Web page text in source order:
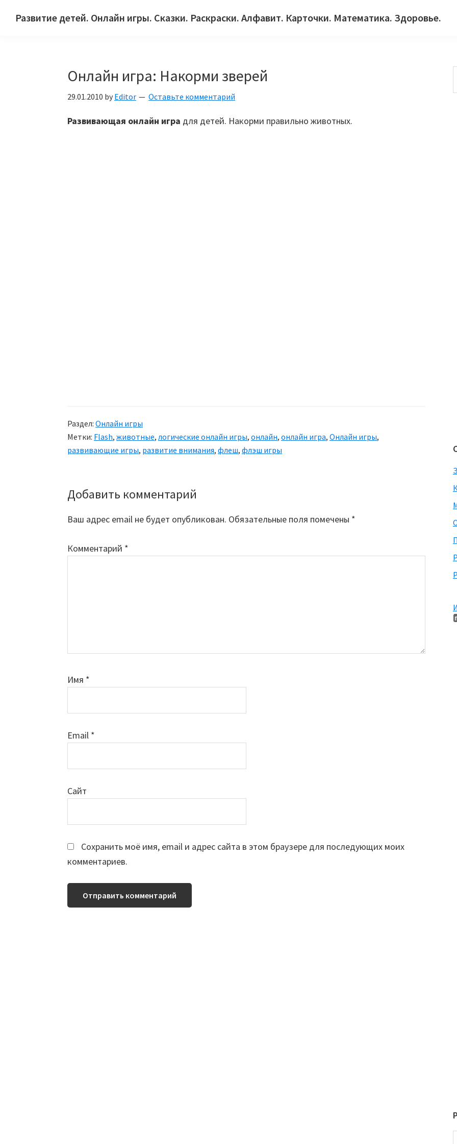
Развитие детей. Онлайн игры. Сказки. Раскраски. Алфавит. Карточки. Математика. Здоровье.
Онлайн игра: Накорми зверей
29.01.2010 by Editor Оставьте комментарий
Развивающая онлайн игра для детей. Накорми правильно животных.
Раздел: Онлайн игры
Метки: Flash, животные, логические онлайн игры, онлайн, онлайн игра, Онлайн игры,
развивающие игры, развитие внимания, флеш, флэш игры
Reader
Interactions
Добавить комментарий
Ваш адрес email не будет опубликован. Обязательные поля помечены *
Комментарий *
Имя *
Email *
Сайт
Сохранить моё имя, email и адрес сайта в этом браузере для последующих моих
комментариев.